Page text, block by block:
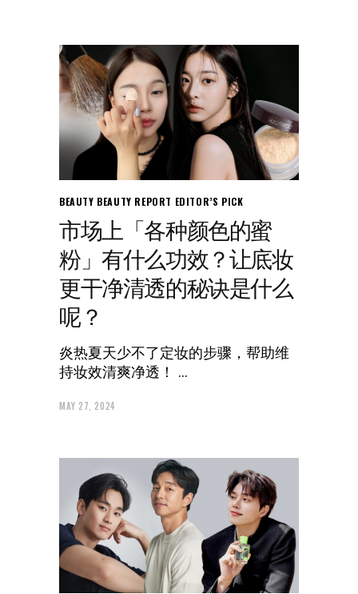
BEAUTY BEAUTY REPORT EDITOR’S PICK
市场上「各种颜色的蜜
粉」有什么功效？让底妆
更干净清透的秘诀是什么
呢？
炎热夏天少不了定妆的步骤，帮助维
持妆效清爽净透！
MAY 27, 2024